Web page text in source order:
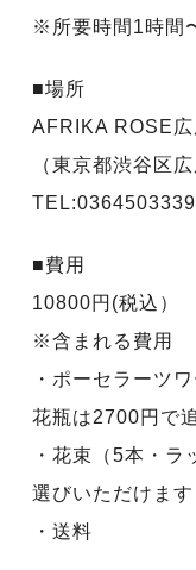
※所要時間1時間
■場所
AFRIKA ROSE広
（東京都渋谷区
TEL:0364503339
■費用
10800円(税込）
※含まれる費用
・ポーセラーツ
花瓶は2700円で
・花束（5本・
選びいただけま
・送料